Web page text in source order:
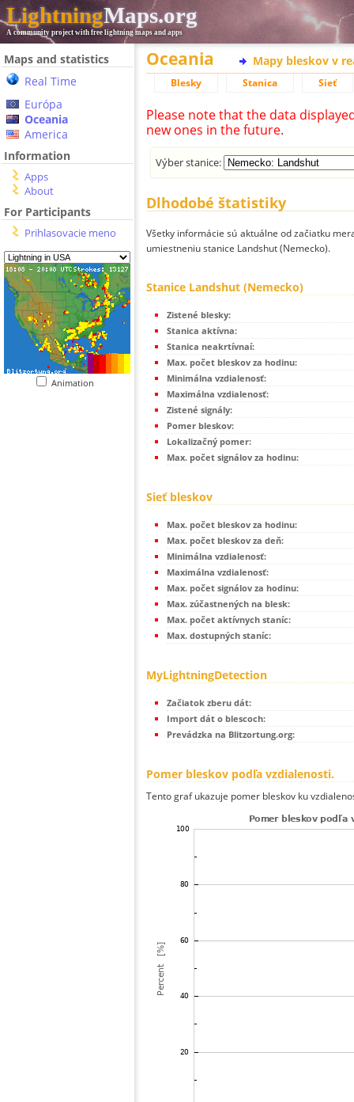
LightningMaps.org
A community project with free lightning maps and apps
Maps and statistics
Real Time
Európa
Oceania
America
Information
Apps
About
For Participants
Prihlasovacie meno
Animation
Oceania Mapy bleskov v
Blesky Stanica Sieť
Please note that the data
new ones in the future.
Výber stanice:
Dlhodobé štatistiky
Všetky informácie sú aktuálne od začiatku
umiestneniu stanice Landshut (Nemecko).
Stanice Landshut (Nemecko)
Zistené blesky:
Stanica aktívna:
Stanica neakrtívnaí:
Max. počet bleskov za hodinu:
Minimálna vzdialenosť:
Maximálna vzdialenosť:
Zistené signály:
Pomer bleskov:
Lokalizačný pomer:
Max. počet signálov za hodinu:
Sieť bleskov
Max. počet bleskov za hodinu:
Max. počet bleskov za deň:
Minimálna vzdialenosť:
Maximálna vzdialenosť:
Max. počet signálov za hodinu:
Max. zúčastnených na blesk:
Max. počet aktívnych staníc:
Max. dostupných staníc:
MyLightningDetection
Začiatok zberu dát:
Import dát o blescoch:
Prevádzka na Blitzortung.org:
Pomer bleskov podľa vzdialenosti.
Tento graf ukazuje pomer bleskov ku